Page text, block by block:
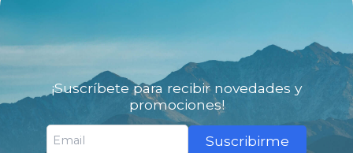
¡Suscríbete para recibir novedades y
promociones!
Suscribirme